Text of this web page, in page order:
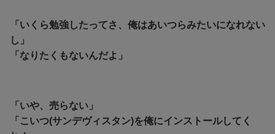
「いくら勉強したってさ、俺はあいつらみたいになれない
し」
「なりたくもないんだよ」
「いや、売らない」
「こいつ(サンデヴィスタン)を俺にインストールしてく